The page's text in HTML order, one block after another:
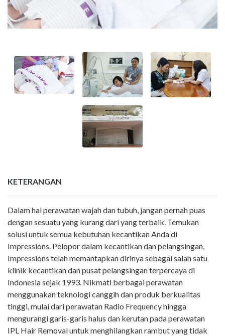
KETERANGAN
Dalam hal perawatan wajah dan tubuh, jangan pernah puas
dengan sesuatu yang kurang dari yang terbaik. Temukan
solusi untuk semua kebutuhan kecantikan Anda di
Impressions. Pelopor dalam kecantikan dan pelangsingan,
Impressions telah memantapkan dirinya sebagai salah satu
klinik kecantikan dan pusat pelangsingan terpercaya di
Indonesia sejak 1993. Nikmati berbagai perawatan
menggunakan teknologi canggih dan produk berkualitas
tinggi, mulai dari perawatan Radio Frequency hingga
mengurangi garis-garis halus dan kerutan pada perawatan
IPL Hair Removal untuk menghilangkan rambut yang tidak